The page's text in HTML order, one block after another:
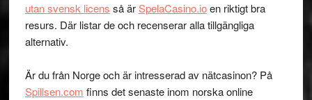
utan svensk licens så ärSpelaCasino.ioen riktigt bra
resurs. Där listar de och recenserar alla tillgängliga
alternativ.
Är du från Norge och är intresserad av nätcasinon? På
Spillsen.com finns det senaste inom norska online